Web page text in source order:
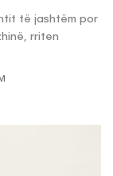
të jashtëm por
rriten